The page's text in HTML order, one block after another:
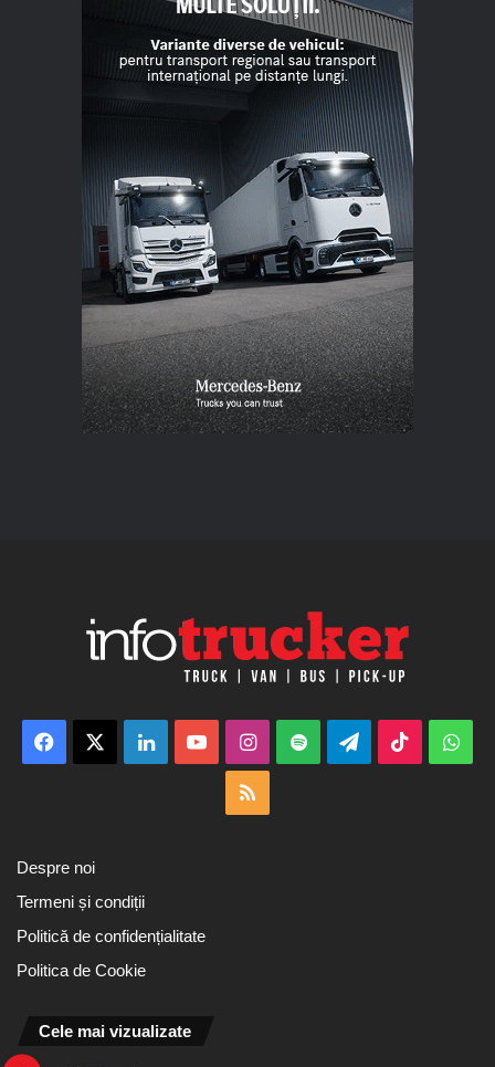
Facebook LinkedInYouTubeInstagram
Spotify TelegramTikTok
Despre noi
Termeni și condiții
Politică de confidențialitate
Politica de Cookie
Cele mai vizualizate